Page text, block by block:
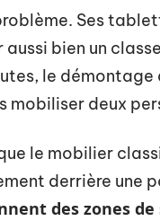
Ses
bien un
le démontage
mobiliser deux
le mobilier
derrière une
des zones de